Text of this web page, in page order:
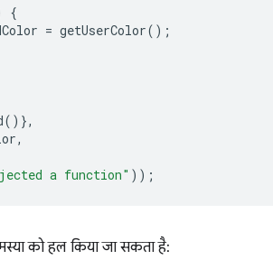
{
= getUserColor();
()},
,
a function" ));
को हल किया जा सकता है: